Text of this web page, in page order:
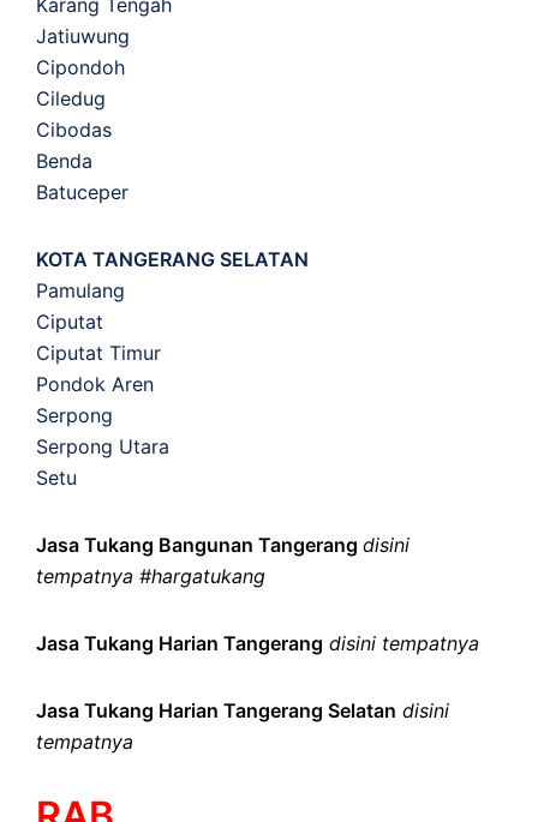
Karang Tengah
Jatiuwung
Cipondoh
Ciledug
Cibodas
Benda
Batuceper
KOTA TANGERANG SELATAN
Pamulang
Ciputat
Ciputat Timur
Pondok Aren
Serpong
Serpong Utara
Setu
Jasa Tukang Bangunan Tangerang disini
tempatnya #hargatukang
Jasa Tukang Harian Tangerang disini tempatnya
Jasa Tukang Harian Tangerang Selatan disini
tempatnya